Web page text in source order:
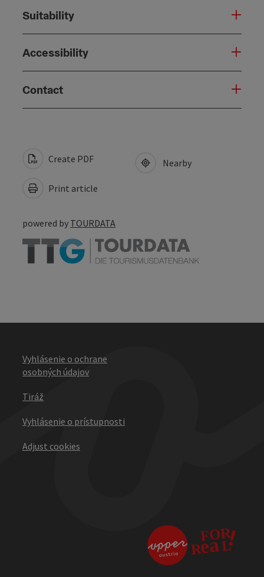
Suitability
Accessibility
Contact
Create PDF
Print article
Nearby
powered by TOURDATA
Vyhlásenie o ochrane
osobných údajov
Tiráž
Vyhlásenie o prístupnosti
Adjust cookies